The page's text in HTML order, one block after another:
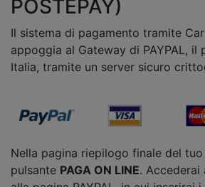
POSTEPAY)
Il sistema di pagamento tramite
appoggia al Gateway di PAYPAL, il
Italia, tramite un server sicuro
Nella pagina riepilogo finale del
pulsante PAGA ON LINE. Accederai